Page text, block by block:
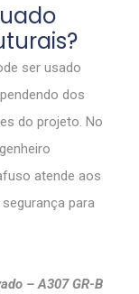
ser usado
dos
do projeto. No
atende aos
para
– A307 GR-B